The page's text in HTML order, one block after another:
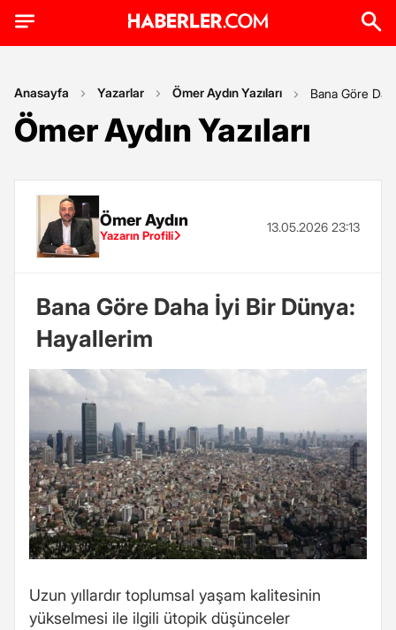
Anasayfa Yazarlar Ömer Aydın Yazıları Bana Göre
Ömer Aydın Yazıları
Ömer Aydın
Yazarın Profili
13.05.2026 23:13
Bana Göre Daha İyi Bir Dünya:
Hayallerim
Uzun yıllardır toplumsal yaşam kalitesinin
yükselmesi ile ilgili ütopik düşünceler